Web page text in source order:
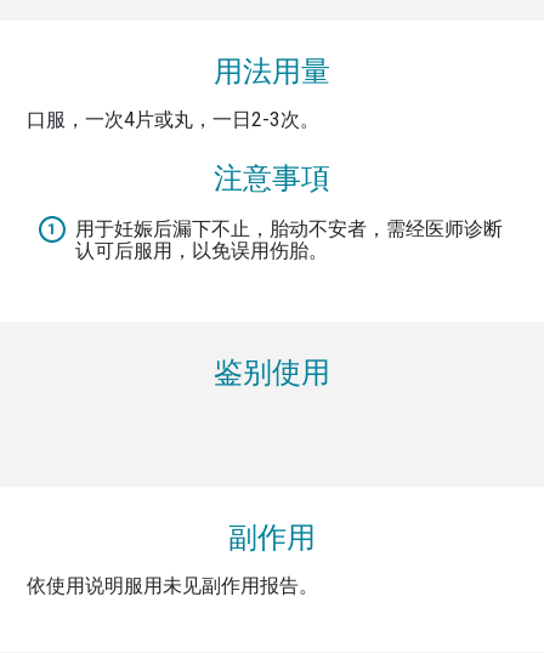
用法用量
口服，一次4片或丸，一日2-3次。
注意事項
用于妊娠后漏下不止，胎动不安者，需经医师诊断
认可后服用，以免误用伤胎。
鉴别使用
副作用
依使用说明服用未见副作用报告。